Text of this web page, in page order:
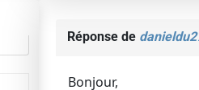
Réponse de
Bonjour,